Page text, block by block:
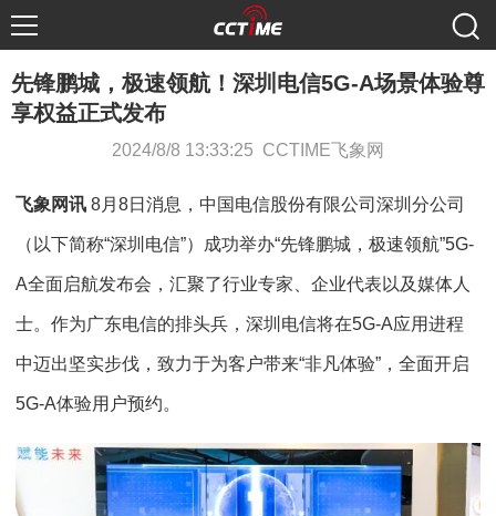
先锋鹏城，极速领航！深圳电信5G-A场景体验尊
享权益正式发布
2024/8/8 13:33:25 CCTIME飞象网
飞象网讯 8月8日消息，中国电信股份有限公司深圳分公司
（以下简称“深圳电信”）成功举办“先锋鹏城，极速领航”5G-
A全面启航发布会，汇聚了行业专家、企业代表以及媒体人
士。作为广东电信的排头兵，深圳电信将在5G-A应用进程
中迈出坚实步伐，致力于为客户带来“非凡体验”，全面开启
5G-A体验用户预约。